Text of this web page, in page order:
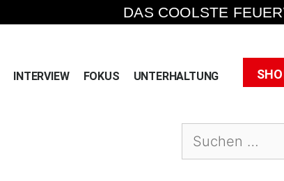
DAS COOLSTE
INTERVIEW FOKUS UNTERHALTUNG